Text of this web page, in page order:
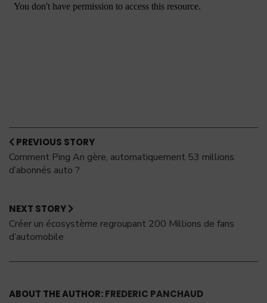
PREVIOUS STORY
Comment Ping An gère, automatiquement 53 millions
d’abonnés auto ?
NEXT STORY
Créer un écosystème regroupant 200 Millions de fans
d’automobile
ABOUT THE AUTHOR:FREDERIC PANCHAUD